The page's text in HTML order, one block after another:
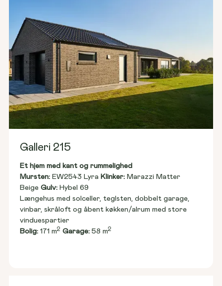
Galleri 215
Et hjem med kant og rummelighed
Mursten: EW2543 Lyra Klinker: Marazzi Matter
Beige Gulv: Hybel 69
Længehus med solceller, teglsten, dobbelt garage,
vinbar, skråloft og åbent køkken/alrum med store
vinduespartier
Bolig: 171 m2 Garage: 58 m2